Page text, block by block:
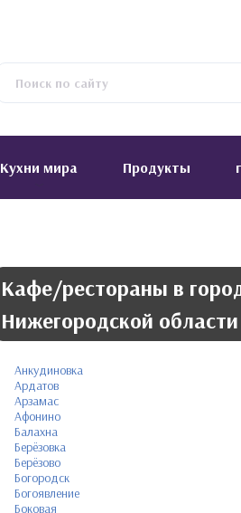
Кухни мира Продукты
Кафе/рестораны в
Нижегородской области
Анкудиновка
Ардатов
Арзамас
Афонино
Балахна
Берёзовка
Берёзово
Богородск
Богоявление
Боковая